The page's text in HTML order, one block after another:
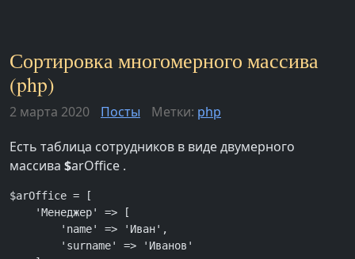
Сортировка многомерного массива
(php)
2 марта 2020 Посты Метки: php
Есть таблица сотрудников в виде двумерного
массива $arOffice .
$arOffice = [